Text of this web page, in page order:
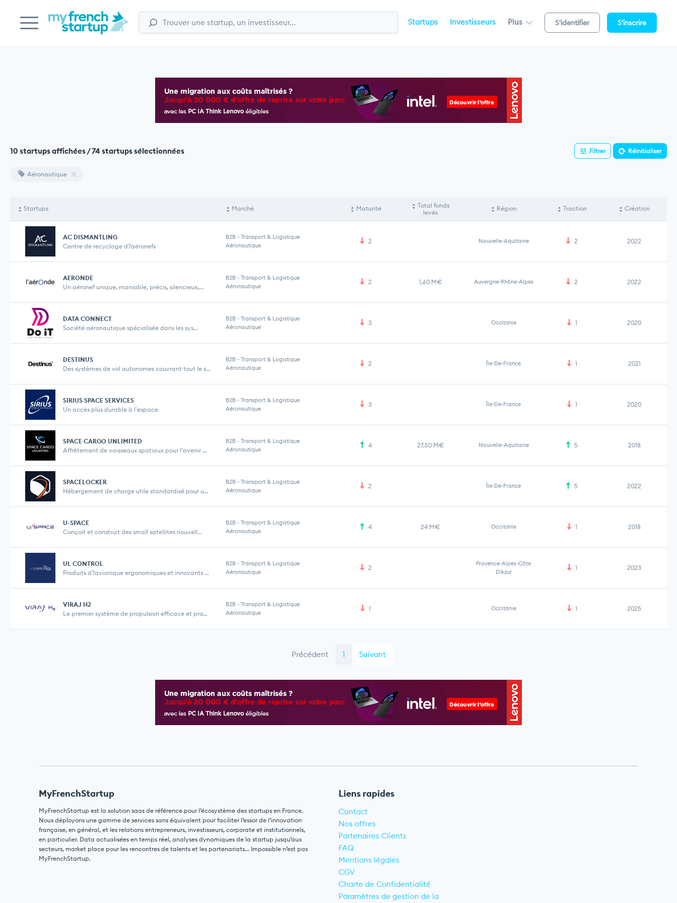
Startups Investisseurs Plus S'identifier S'inscrire
10 startups affichées / 74 startups sélectionnées Filtrer Réinitialiser
Aéronautique
Startups Marché Maturité
Total fonds
levés
Région Traction Création
AC DISMANTLING
Centre de recyclage d?aéronefs
B2B - Transport & Logistique
Aéronautique
2 Nouvelle-Aquitaine 2 2022
AERONDE
Un aéronef unique, maniable, précis, silencieux,...
B2B - Transport & Logistique
Aéronautique
2 1,60 M€ Auvergne-Rhône-Alpes 2 2022
DATA CONNECT
Société aéronautique spécialisée dans les sys...
B2B - Transport & Logistique
Aéronautique
3 Occitanie 1 2020
DESTINUS
Des systèmes de vol autonomes couvrant tout le sp...
B2B - Transport & Logistique
Aéronautique
2 Île-De-France 1 2021
SIRIUS SPACE SERVICES
Un accès plus durable à l'espace
B2B - Transport & Logistique
Aéronautique
3 Île-De-France 1 2020
SPACE CARGO UNLIMITED
Affrètement de vaisseaux spatiaux pour l'avenir d...
B2B - Transport & Logistique
Aéronautique
4 27,50 M€ Nouvelle-Aquitaine 5 2018
SPACELOCKER
Hébergement de charge utile standardisé pour une...
B2B - Transport & Logistique
Aéronautique
2 Île-De-France 5 2022
U-SPACE
Conçoit et construit des small satellites nouvell...
B2B - Transport & Logistique
Aéronautique
4 24 M€ Occitanie 1 2018
UL CONTROL
Produits d?avionique ergonomiques et innovants pou...
B2B - Transport & Logistique
Aéronautique
2
Provence-Alpes-Côte
D'Azur
1 2023
VIRAJ H2
Le premier système de propulsion efficace et prop...
B2B - Transport & Logistique
Aéronautique
1 Occitanie 1 2025
Précédent 1 Suivant
MyFrenchStartup
MyFrenchStartup est la solution saas de référence pour l’écosystème des startups en France.
Nous déployons une gamme de services sans équivalent pour faciliter l’essor de l’innovation
française, en général, et les relations entrepreneurs, investisseurs, corporate et institutionnels,
en particulier. Data actualisées en temps réel, analyses dynamiques de la startup jusqu’aux
secteurs, market place pour les rencontres de talents et les partenariats… Impossible n’est pas
MyFrenchStartup.
Liens rapides
Contact
Nos offres
Partenaires Clients
FAQ
Mentions légales
CGV
Charte de Confidentialité
Paramètres de gestion de la